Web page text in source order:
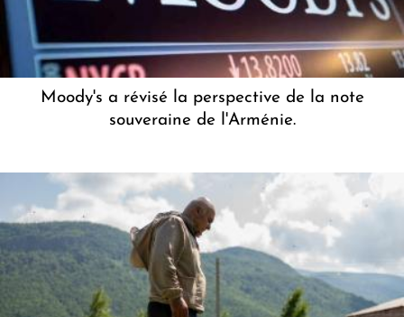
Moody's a révisé la perspective de la note
souveraine de l'Arménie.